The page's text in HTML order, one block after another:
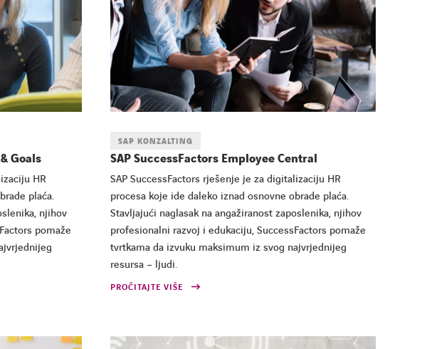
Goals
HR
plaća.
njihov
pomaže
SAP KONZALTING
SAP SuccessFactors Employee Central
SAP SuccessFactors rješenje je za digitalizaciju HR
procesa koje ide daleko iznad osnovne obrade plaća.
Stavljajući naglasak na angažiranost zaposlenika, njihov
profesionalni razvoj i edukaciju, SuccessFactors pomaže
tvrtkama da izvuku maksimum iz svog najvrjednijeg
resursa – ljudi.
PROČITAJTE VIŠE